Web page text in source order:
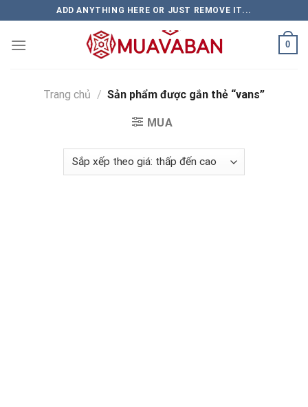
to
content
ADD ANYTHING HERE OR JUST REMOVE IT...
0
Trang chủ / Sản phẩm được gắn thẻ “vans”
MUA